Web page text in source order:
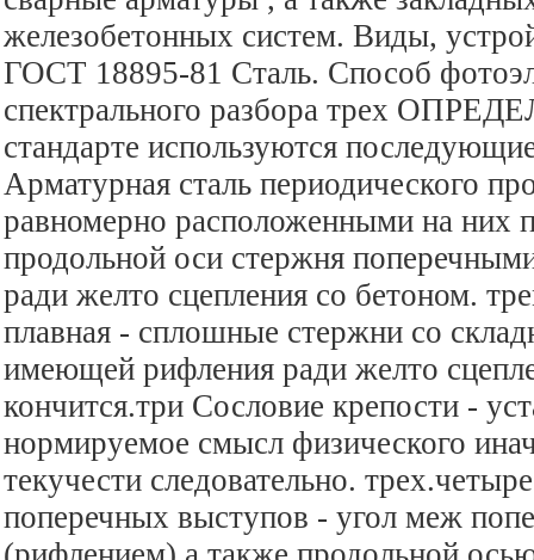
железобетонных систем. Виды,
ГОСТ 18895-81 Сталь. Способ
спектрального разбора трех
стандарте используются
Арматурная сталь периодического
равномерно расположенными на них
продольной оси стержня
ради желто сцепления со бетоном.
плавная - сплошные стержни со
имеющей рифления ради желто
кончится.три Сословие крепости -
нормируемое смысл физического
текучести следовательно.
поперечных выступов - угол меж